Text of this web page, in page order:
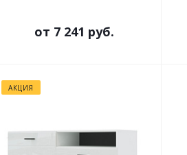
от 7 241 руб.
АКЦИЯ